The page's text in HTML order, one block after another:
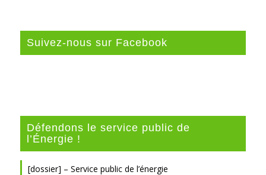
Suivez-nous sur Facebook
Défendons le service public de
l’Énergie !
[dossier] – Service public de l’énergie